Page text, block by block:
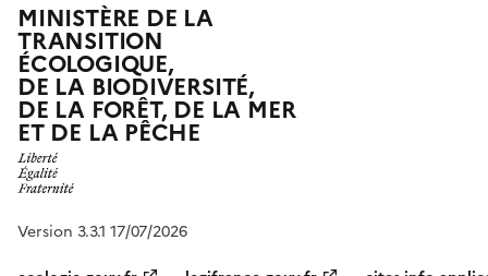
MINISTÈRE DE LA
TRANSITION
ÉCOLOGIQUE,
DE LA BIODIVERSITÉ,
DE LA FORÊT, DE LA MER
ET DE LA PÊCHE
Version 3.3.1 17/07/2026